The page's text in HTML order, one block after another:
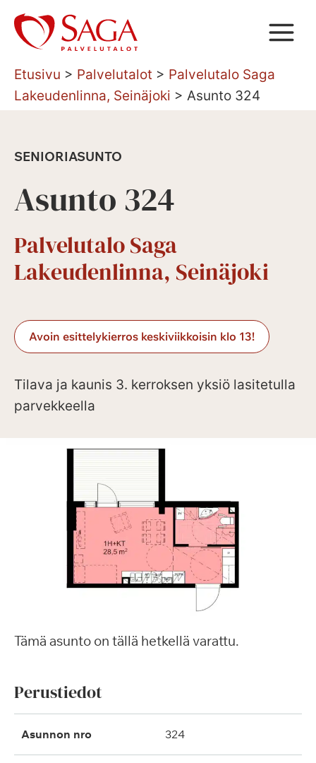
Siirry
sisältöön
Etusivu > Palvelutalot > Palvelutalo Saga
Lakeudenlinna, Seinäjoki > Asunto 324
SENIORIASUNTO
Asunto 324
Palvelutalo Saga
Lakeudenlinna, Seinäjoki
Avoin esittelykierros keskiviikkoisin klo 13!
Tilava ja kaunis 3. kerroksen yksiö lasitetulla
parvekkeella
Tämä asunto on tällä hetkellä varattu.
Perustiedot
Asunnon nro 324